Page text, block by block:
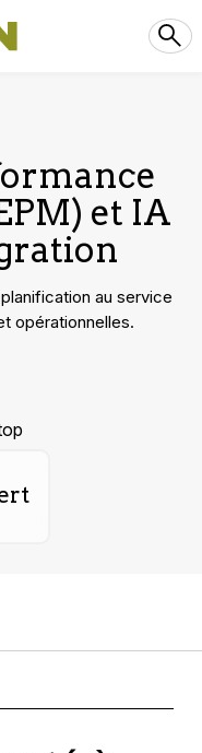
et IA
au service
opérationnelles.